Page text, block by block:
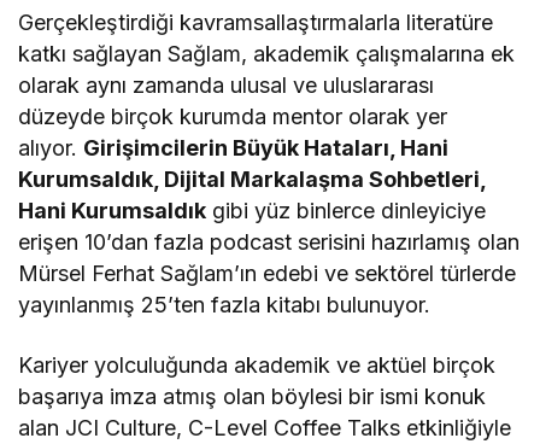
Gerçekleştirdiği kavramsallaştırmalarla literatüre
katkı sağlayan Sağlam, akademik çalışmalarına ek
olarak aynı zamanda ulusal ve uluslararası
düzeyde birçok kurumda mentor olarak yer
alıyor. Girişimcilerin Büyük Hataları, Hani
Kurumsaldık, Dijital Markalaşma Sohbetleri,
Hani Kurumsaldık gibi yüz binlerce dinleyiciye
erişen 10’dan fazla podcast serisini hazırlamış olan
Mürsel Ferhat Sağlam’ın edebi ve sektörel türlerde
yayınlanmış 25’ten fazla kitabı bulunuyor.
Kariyer yolculuğunda akademik ve aktüel birçok
başarıya imza atmış olan böylesi bir ismi konuk
alan JCI Culture, C-Level Coffee Talks etkinliğiyle